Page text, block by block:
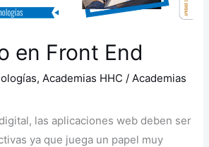
en Front End
, Academias HHC / Academias
las aplicaciones web deben ser
ya que juega un papel muy